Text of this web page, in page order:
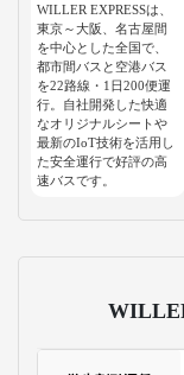
WILLER EXPRESSは、
東京～大阪、名古屋間
を中心とした全国で、
都市間バスと空港バス
を22路線・1日200便運
行。自社開発した快適
なオリジナルシートや
最新のIoT技術を活用し
た安全運行で好評の高
速バスです。